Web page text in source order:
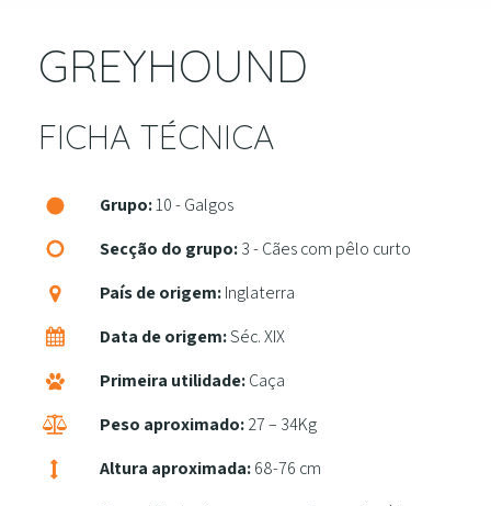
GREYHOUND
FICHA TÉCNICA
Grupo:10 - Galgos
Secção do grupo:3 - Cães com pêlo curto
País de origem:Inglaterra
Data de origem:Séc. XIX
Primeira utilidade:Caça
Peso aproximado:27 – 34Kg
Altura aproximada:68-76 cm